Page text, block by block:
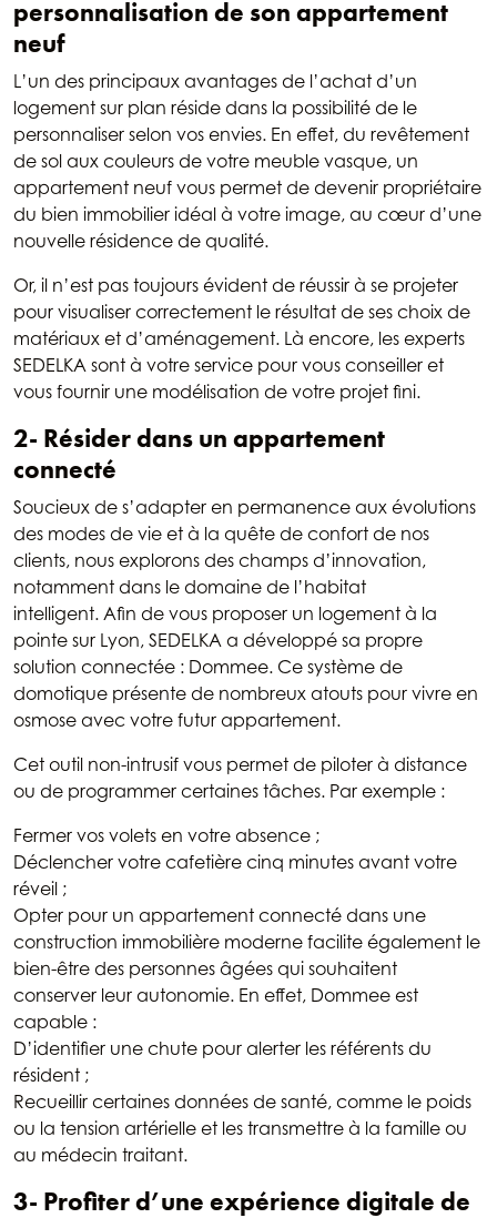
personnalisation de son appartement
neuf
L’un des principaux avantages de l’achat d’un
logement sur plan réside dans la possibilité de le
personnaliser selon vos envies. En effet, du revêtement
de sol aux couleurs de votre meuble vasque, un
appartement neuf vous permet de devenir propriétaire
du bien immobilier idéal à votre image, au cœur d’une
nouvelle résidence de qualité.
Or, il n’est pas toujours évident de réussir à se projeter
pour visualiser correctement le résultat de ses choix de
matériaux et d’aménagement. Là encore, les experts
SEDELKA sont à votre service pour vous conseiller et
vous fournir une modélisation de votre projet fini.
2- Résider dans un appartement
connecté
Soucieux de s’adapter en permanence aux évolutions
des modes de vie et à la quête de confort de nos
clients, nous explorons des champs d’innovation,
notamment dans le domaine de l’habitat
intelligent. Afin de vous proposer un logement à la
pointe sur Lyon, SEDELKA a développé sa propre
solution connectée : Dommee. Ce système de
domotique présente de nombreux atouts pour vivre en
osmose avec votre futur appartement.
Cet outil non-intrusif vous permet de piloter à distance
ou de programmer certaines tâches. Par exemple :
Fermer vos volets en votre absence ;
Déclencher votre cafetière cinq minutes avant votre
réveil ;
Opter pour un appartement connecté dans une
construction immobilière moderne facilite également le
bien-être des personnes âgées qui souhaitent
conserver leur autonomie. En effet, Dommee est
capable :
D’identifier une chute pour alerter les référents du
résident ;
Recueillir certaines données de santé, comme le poids
ou la tension artérielle et les transmettre à la famille ou
au médecin traitant.
3- Profiter d’une expérience digitale de